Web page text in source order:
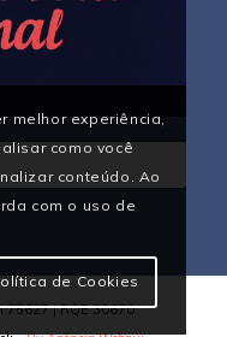
75627 | RQE 30670
melhor experiência,
como você
conteúdo. Ao
com o uso de
de Cookies